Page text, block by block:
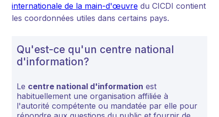
internationale de la main-d'œuvre du CICDI contient
les coordonnées utiles dans certains pays.
Qu'est-ce qu'un centre national
d'information?
Le centre national d'information est
habituellement une organisation affiliée à
l'autorité compétente ou mandatée par elle pour